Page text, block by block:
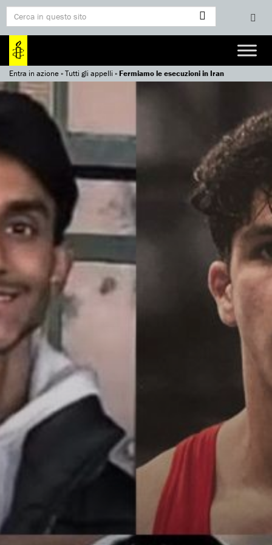
Entra in azione»Tutti gli appelli »Fermiamo le esecuzioni in Iran